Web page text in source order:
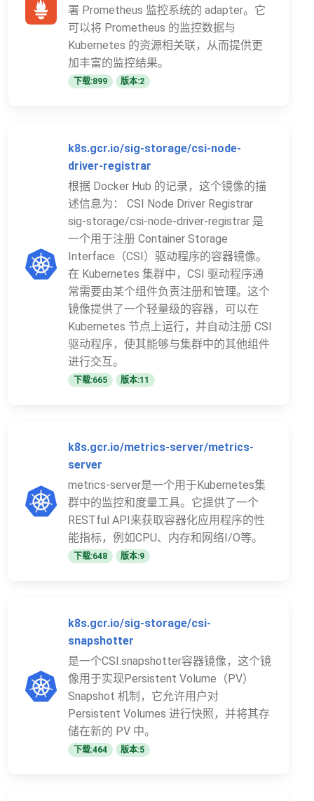
署 Prometheus 监控系统的 adapter。它
可以将 Prometheus 的监控数据与
Kubernetes 的资源相关联，从而提供更
加丰富的监控结果。
下载:899 版本:2
k8s.gcr.io/sig-storage/csi-node-
driver-registrar
根据 Docker Hub 的记录，这个镜像的描
述信息为： CSI Node Driver Registrar
sig-storage/csi-node-driver-registrar 是
一个用于注册 Container Storage
Interface（CSI）驱动程序的容器镜像。
在 Kubernetes 集群中，CSI 驱动程序通
常需要由某个组件负责注册和管理。这个
镜像提供了一个轻量级的容器，可以在
Kubernetes 节点上运行，并自动注册 CSI
驱动程序，使其能够与集群中的其他组件
进行交互。
下载:665 版本:11
k8s.gcr.io/metrics-server/metrics-
server
metrics-server是一个用于Kubernetes集
群中的监控和度量工具。它提供了一个
RESTful API来获取容器化应用程序的性
能指标，例如CPU、内存和网络I/O等。
下载:648 版本:9
k8s.gcr.io/sig-storage/csi-
snapshotter
是一个CSI.snapshotter容器镜像，这个镜
像用于实现Persistent Volume（PV）
Snapshot 机制，它允许用户对
Persistent Volumes 进行快照，并将其存
储在新的 PV 中。
下载:464 版本:5